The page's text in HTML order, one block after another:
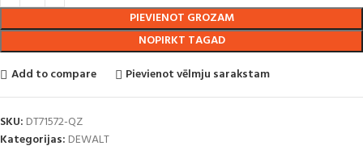
PIEVIENOT GROZAM
NOPIRKT TAGAD
Add to compare
Pievienot vēlmju sarakstam
SKU: DT71572-QZ
Kategorijas: DEWALT